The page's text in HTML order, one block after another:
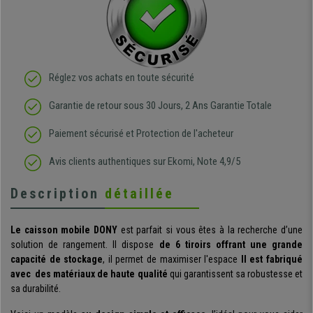
Réglez vos achats en toute sécurité
Garantie de retour sous 30 Jours, 2 Ans Garantie Totale
Paiement sécurisé et Protection de l'acheteur
Avis clients authentiques sur Ekomi, Note 4,9/5
Description détaillée
Le caisson mobile DONY est parfait si vous êtes à la recherche d’une
solution de rangement. Il dispose de 6 tiroirs offrant une grande
capacité de stockage, il permet de maximiser l'espace Il est fabriqué
avec des matériaux de haute qualité qui garantissent sa robustesse et
sa durabilité.